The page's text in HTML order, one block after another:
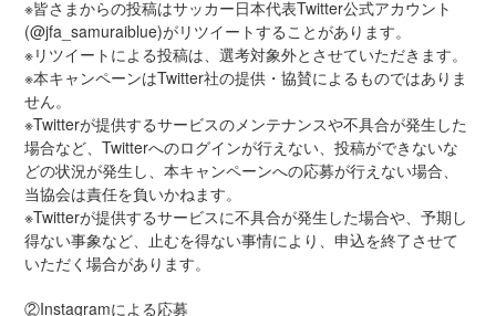
※皆さまからの投稿はサッカー日本代表Twitter公式アカウント
(@jfa_samuraiblue)がリツイートすることがあります。
※リツイートによる投稿は、選考対象外とさせていただきます。
※本キャンペーンはTwitter社の提供・協賛によるものではありま
せん。
※Twitterが提供するサービスのメンテナンスや不具合が発生した
場合など、Twitterへのログインが行えない、投稿ができないな
どの状況が発生し、本キャンペーンへの応募が行えない場合、
当協会は責任を負いかねます。
※Twitterが提供するサービスに不具合が発生した場合や、予期し
得ない事象など、止むを得ない事情により、申込を終了させて
いただく場合があります。
②Instagramによる応募